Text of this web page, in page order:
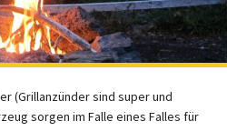
(Grillanzünder sind super und
sorgen im Falle eines Falles für